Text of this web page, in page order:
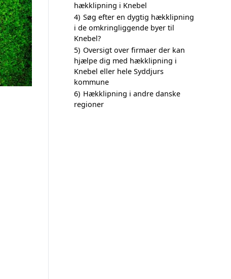
hækklipning i Knebel
4) Søg efter en dygtig hækklipning
i de omkringliggende byer til
Knebel?
5) Oversigt over firmaer der kan
hjælpe dig med hækklipning i
Knebel eller hele Syddjurs
kommune
6) Hækklipning i andre danske
regioner